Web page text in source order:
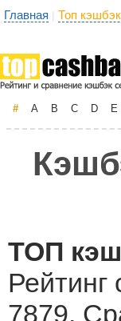
Главная | Топ
# A B C D E
ТОП
Рейтинг
7879.